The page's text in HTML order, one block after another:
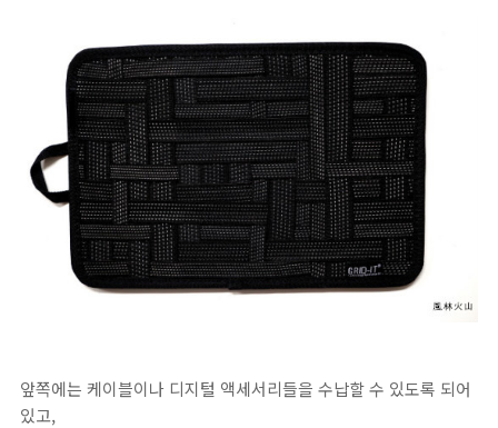
앞쪽에는 케이블이나 디지털 액세서리들을 수납할 수 있도록 되어
있고,